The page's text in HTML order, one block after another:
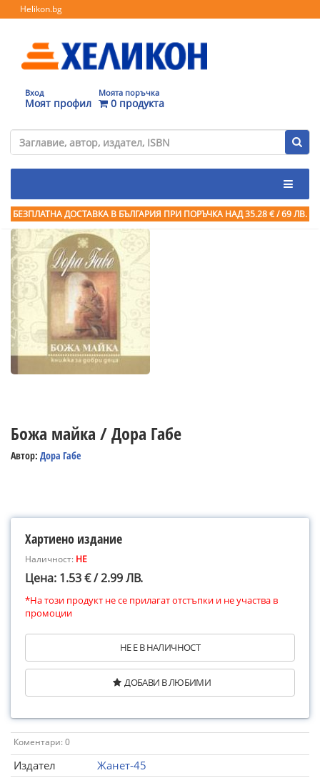
Helikon.bg
Вход
Моят профил
Моята поръчка
0 продукта
БЕЗПЛАТНА ДОСТАВКА В БЪЛГАРИЯ ПРИ ПОРЪЧКА НАД 35.28 € / 69 ЛВ.
Божа майка / Дора Габе
Автор: Дора Габе
Хартиено издание
Наличност: НЕ
Цена: 1.53 € / 2.99 ЛВ.
*На този продукт не се прилагат отстъпки и не участва в
промоции
НЕ Е В НАЛИЧНОСТ
ДОБАВИ В ЛЮБИМИ
Коментари: 0
Издател
Жанет-45